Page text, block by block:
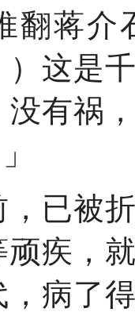
翻蒋介
这是
有祸
被折
疾，
病了